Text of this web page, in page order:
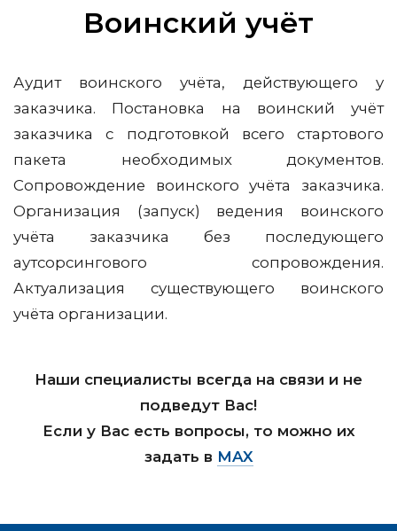
Во­ин­ский у­чёт
Аудит воинского учёта, действующего у
заказчика. Постановка на воинский учёт
заказчика с подготовкой всего стартового
пакета необходимых документов.
Сопровождение воинского учёта заказчика.
Организация (запуск) ведения воинского
учёта заказчика без последующего
аутсорсингового сопровождения.
Актуализация существующего воинского
учёта организации.
Наши специалисты всегда на связи и не
подведут Вас!
Если у Вас есть вопросы, то можно их
задать в MAX